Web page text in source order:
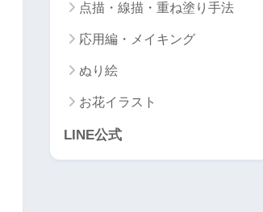
点描・線描・重ね塗り手法
応用編・メイキング
ぬり絵
お花イラスト
LINE公式